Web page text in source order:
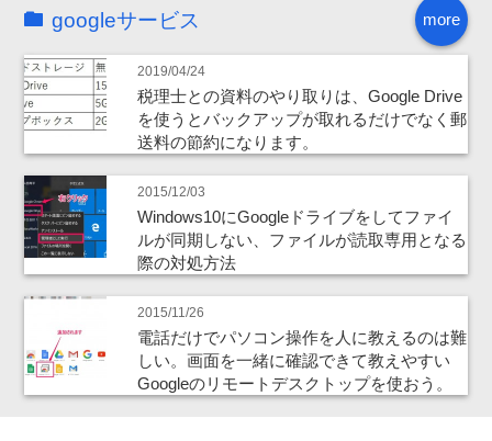
more
googleサービス
2019/04/24
税理士との資料のやり取りは、Google Drive
を使うとバックアップが取れるだけでなく郵
送料の節約になります。
2015/12/03
Windows10にGoogleドライブをしてファイ
ルが同期しない、ファイルが読取専用となる
際の対処方法
2015/11/26
電話だけでパソコン操作を人に教えるのは難
しい。画面を一緒に確認できて教えやすい
Googleのリモートデスクトップを使おう。